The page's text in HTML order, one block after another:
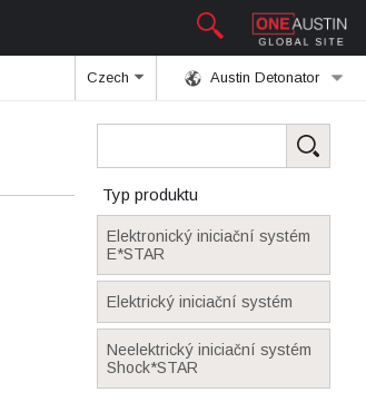
Austin Detonator
Czech
Typ produktu
Elektronický iniciační systém
E*STAR
Elektrický iniciační systém
Neelektrický iniciační systém
Shock*STAR